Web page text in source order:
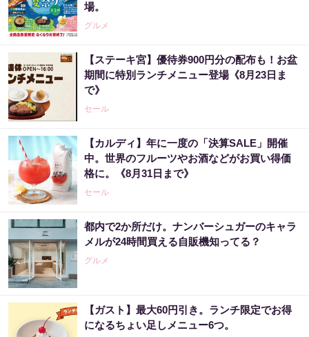
場。
グルメ
【ステーキ宮】優待券900円分の配布も！お盆
期間に特別ランチメニュー登場《8月23日ま
で》
セール
【カルディ】年に一度の「決算SALE」開催
中。世界のフルーツやお酒などがお買い得価
格に。《8月31日まで》
セール
都内で2か所だけ。ナンバーシュガーのキャラ
メルが24時間買える自販機知ってる？
グルメ
【ガスト】最大60円引き。ランチ限定でお得
になるちょい足しメニュー6つ。